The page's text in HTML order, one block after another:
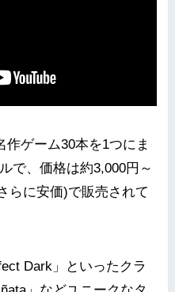
作ゲーム30本を1つにま
で、価格は約3,000円～
らに安価)で販売されて
Dark」といったクラ